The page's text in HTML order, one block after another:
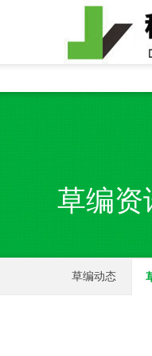
全国统一
草编资
草编动态